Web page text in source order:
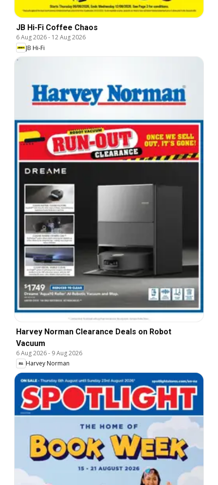
JB Hi-Fi Coffee Chaos
6 Aug 2026- 12 Aug 2026
JB Hi-Fi
Harvey Norman Clearance Deals on Robot
Vacuum
6 Aug 2026- 9 Aug 2026
Harvey Norman